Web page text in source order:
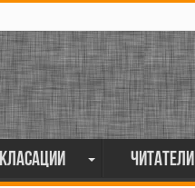
Класации Читатели